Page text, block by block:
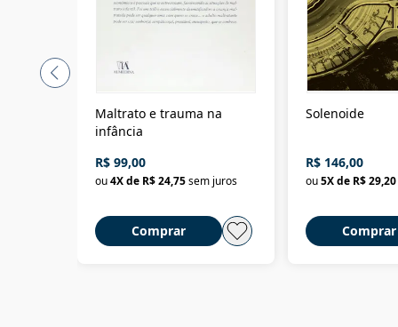
Maltrato e trauma na
infância
R$ 99,00
ou4X de R$ 24,75sem juros
Comprar
Solenoide
R$ 146,00
ou5X de R$ 29,20
Comprar